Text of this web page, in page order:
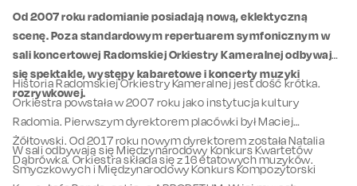
Od 2007 roku radomianie posiadają nową, eklektyczną
scenę. Poza standardowym repertuarem symfonicznym w
sali koncertowej Radomskiej Orkiestry Kameralnej odbywają
się spektakle, występy kabaretowe i koncerty muzyki
rozrywkowej.
Historia Radomskiej Orkiestry Kameralnej jest dość krótka.
Orkiestra powstała w 2007 roku jako instytucja kultury
Radomia. Pierwszym dyrektorem placówki był Maciej
Żółtowski. Od 2017 roku nowym dyrektorem została Natalia
Dąbrówka. Orkiestra składa się z 16 etatowych muzyków.
W sali odbywają się Międzynarodowy Konkurs Kwartetów
Smyczkowych i Międzynarodowy Konkurs Kompozytorski